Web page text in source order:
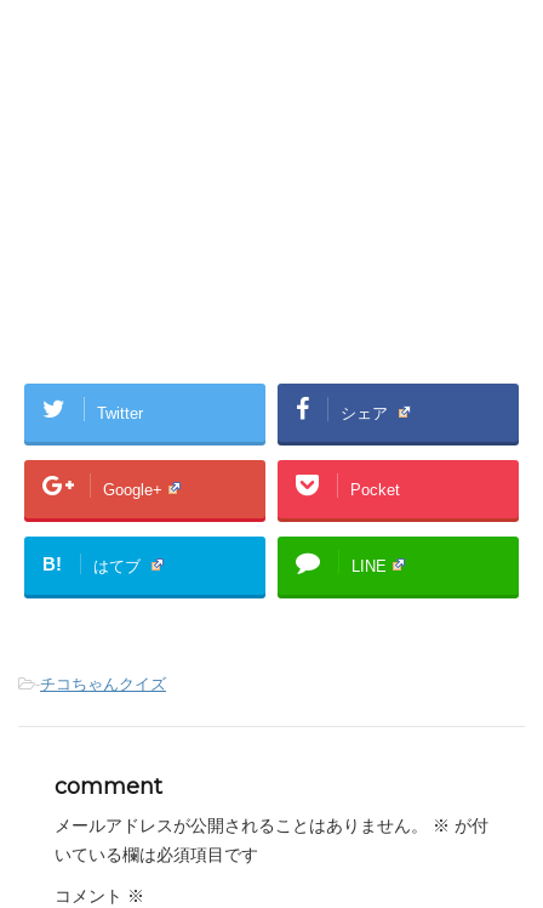
Twitter シェア
Google+ Pocket
B! はてブ LINE
-チコちゃんクイズ
comment
メールアドレスが公開されることはありません。 ※ が付
いている欄は必須項目です
コメント ※